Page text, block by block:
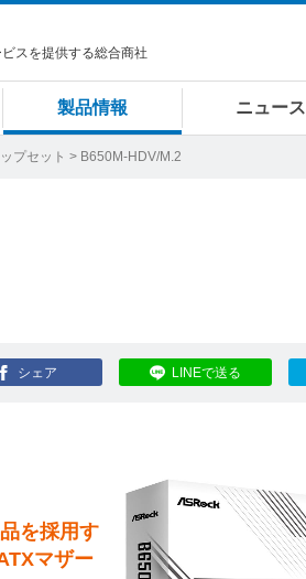
スを提供する総合商社
製品情報 ニュース
プセット > B650M-HDV/M.2
シェア LINEで送る
を採用す
マザー